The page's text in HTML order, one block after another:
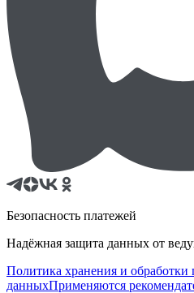
Безопасность платежей
Надёжная защита данных от
Политика хранения и обработки
данныхПрименяются